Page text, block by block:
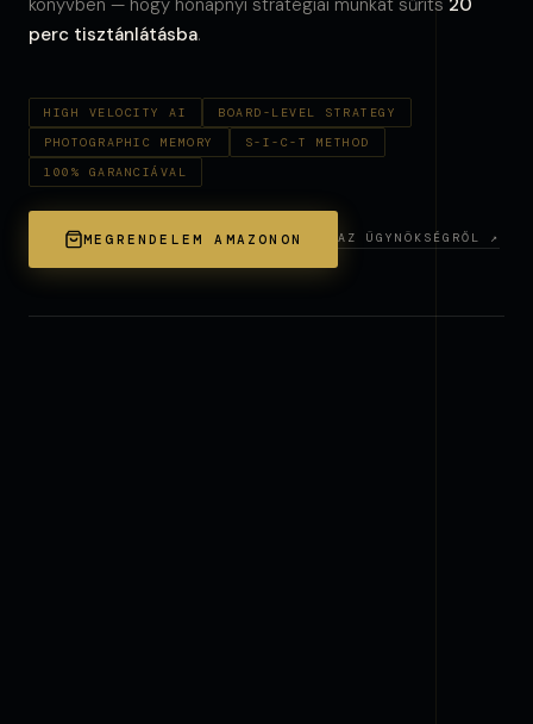
könyvben — hogy hónapnyi stratégiai munkát sűríts 20
perc tisztánlátásba.
HIGH VELOCITY AI
BOARD-LEVEL STRATEGY
PHOTOGRAPHIC MEMORY
S-I-C-T METHOD
100% GARANCIÁVAL
MEGRENDELEM AMAZONON AZ ÜGYNÖKSÉGRŐL ↗